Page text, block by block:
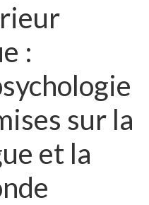
:
sur la
et la